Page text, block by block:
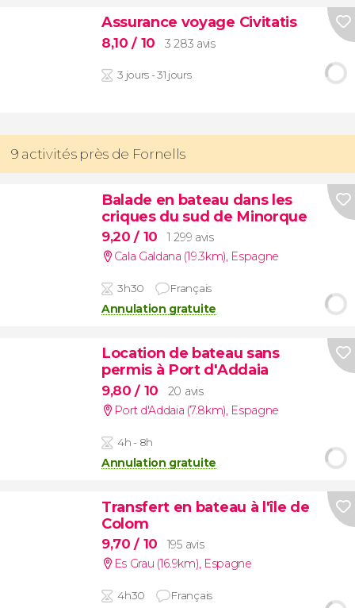
Assurance voyage Civitatis
8,10/ 10 3 283 avis
3 jours - 31 jours
9 activités près de Fornells
Balade en bateau dans les
criques du sud de Minorque
9,20/ 10
1 299 avis
Cala Galdana (19.3km), Espagne
3h30 Français
Annulation gratuite
Location de bateau sans
permis à Port d'Addaia
9,80/ 10
20 avis
Port d'Addaia (7.8km), Espagne
4h - 8h
Annulation gratuite
Transfert en bateau à l'île de
Colom
9,70/ 10
195 avis
Es Grau (16.9km), Espagne
4h30 Français